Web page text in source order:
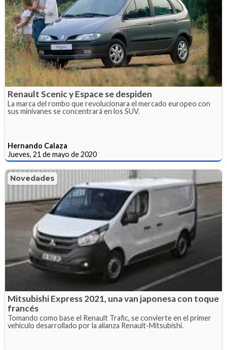
Renault Scenic y Espace se despiden
La marca del rombo que revolucionara el mercado europeo con
sus minivanes se concentrará en los SUV.
Hernando Calaza
Jueves, 21 de mayo de 2020
Novedades
Mitsubishi Express 2021, una van japonesa con toque
francés
Tomando como base el Renault Trafic, se convierte en el primer
vehículo desarrollado por la alianza Renault-Mitsubishi.